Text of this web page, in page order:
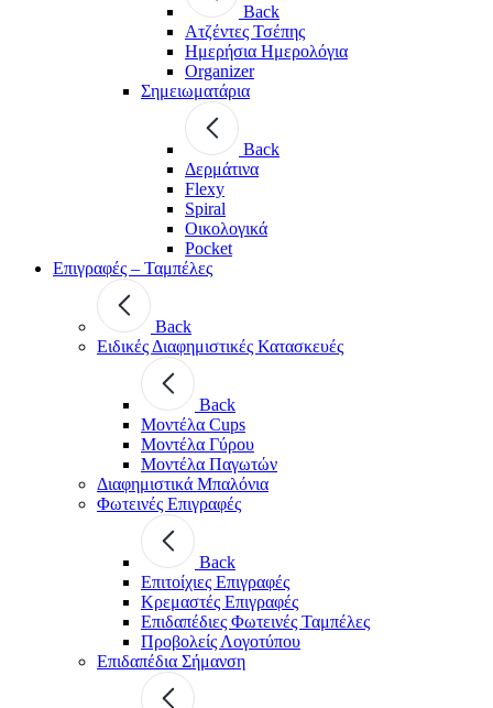
Back
Ατζέντες Τσέπης
Ημερήσια Ημερολόγια
Organizer
Σημειωματάρια
Back
Δερμάτινα
Flexy
Spiral
Οικολογικά
Pocket
Επιγραφές – Ταμπέλες
Back
Ειδικές Διαφημιστικές Κατασκευές
Back
Μοντέλα Cups
Μοντέλα Γύρου
Μοντέλα Παγωτών
Διαφημιστικά Μπαλόνια
Φωτεινές Επιγραφές
Back
Επιτοίχιες Επιγραφές
Κρεμαστές Επιγραφές
Επιδαπέδιες Φωτεινές Ταμπέλες
Προβολείς Λογοτύπου
Επιδαπέδια Σήμανση